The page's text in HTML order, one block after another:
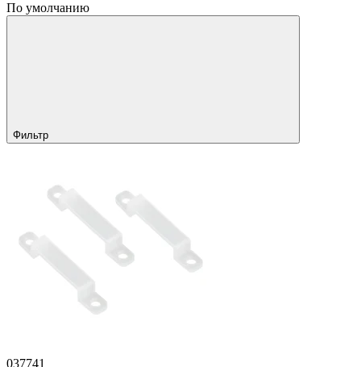
По умолчанию
Фильтр
037741